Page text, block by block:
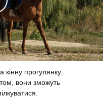
кінну прогулянку.
вони зможуть